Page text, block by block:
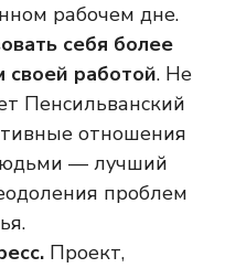
рабочем дне.
себя более
работой. Не
Пенсильванский
отношения
— лучший
проблем
Проект,